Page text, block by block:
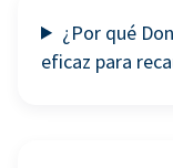
¿Por qué
eficaz para